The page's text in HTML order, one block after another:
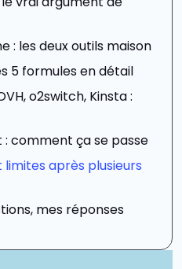
: les deux outils maison
5 formules en détail
o2switch, Kinsta :
comment ça se passe
après plusieurs
mes réponses